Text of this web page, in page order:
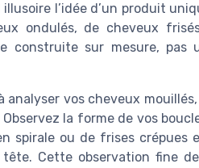
l’idée d’un produit
ondulés, de cheveux
construite sur mesure, pas
analyser vos cheveux
la forme de vos
spirale ou de frises crépues
Cette observation fine